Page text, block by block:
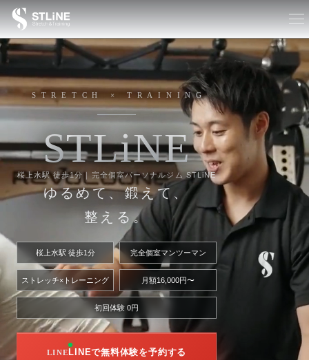
STRETCH × TRAINING
STLiNE
桜上水駅 徒歩1分｜完全個室パーソナルジム STLiNE
ゆるめて、鍛えて、
整える。
桜上水駅 徒歩1分 完全個室マンツーマン
ストレッチ×トレーニング 月額16,000円〜
初回体験 0円
LINEで無料体験を予約する